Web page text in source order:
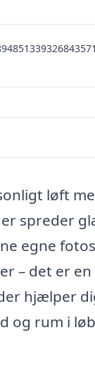
løft
spreder
egne
– det er en
hjælper
og rum i